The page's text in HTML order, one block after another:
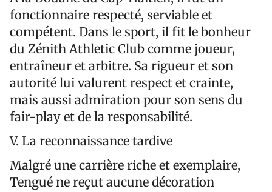
fonctionnaire respecté, serviable et
compétent. Dans le sport, il fit le bonheur
du Zénith Athletic Club comme joueur,
entraîneur et arbitre. Sa rigueur et son
autorité lui valurent respect et crainte,
mais aussi admiration pour son sens du
fair-play et de la responsabilité.
V. La reconnaissance tardive
Malgré une carrière riche et exemplaire,
Tengué ne reçut aucune décoration